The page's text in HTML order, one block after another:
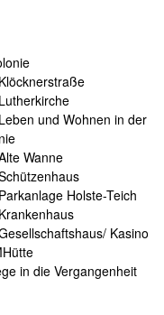
und Wohnen in der
Wanne
Holste-Teich
Kasino
in die Vergangenheit